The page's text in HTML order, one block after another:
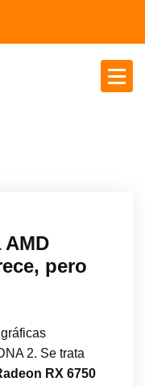
AMD
pero
2. Se trata
RX 6750